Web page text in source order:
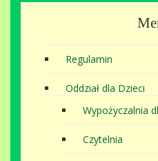
Regulamin
Oddział dla Dzieci
Wypożyczalnia
Czytelnia